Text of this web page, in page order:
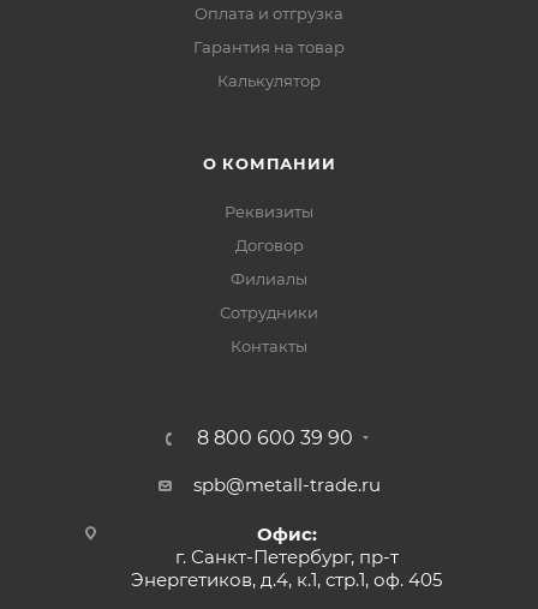
Оплата и отгрузка
Гарантия на товар
Калькулятор
О КОМПАНИИ
Реквизиты
Договор
Филиалы
Сотрудники
Контакты
8 800 600 39 90
spb@metall-trade.ru
Офис:
г. Санкт-Петербург, пр-т
Энергетиков, д.4, к.1, стр.1, оф. 405